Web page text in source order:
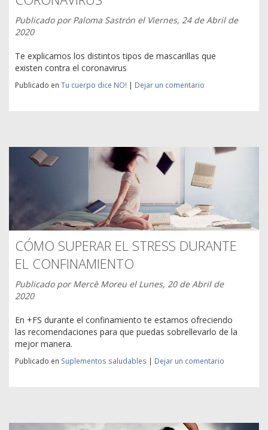
Publicado porPaloma Sastrón el Viernes, 24 de Abril de
2020
Te explicamos los distintos tipos de mascarillas que
existen contra el coronavirus
Publicado en Tu cuerpo dice NO! | Dejar un comentario
CÓMO SUPERAR EL STRESS DURANTE
EL CONFINAMIENTO
Publicado porMercè Moreu el Lunes, 20 de Abril de
2020
En +FS durante el confinamiento te estamos ofreciendo
las recomendaciones para que puedas sobrellevarlo de la
mejor manera.
Publicado en Suplementos saludables | Dejar un comentario